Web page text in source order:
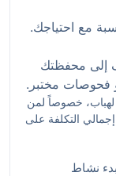
مع احتياجك.
إلى محفظتك
فحوصات مختبر.
لهباب، خصوصاً لمن
التكلفة على
نشاط